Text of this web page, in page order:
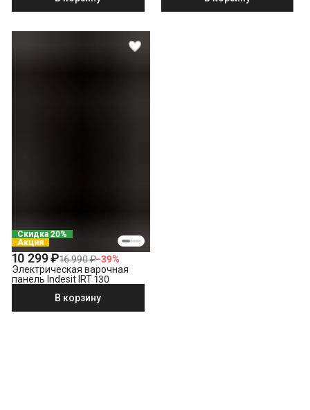
Скидка 20%
Акция
10 299 ₽16 990 ₽−39%
Электрическая варочная
панель Indesit IRT 130
В корзину